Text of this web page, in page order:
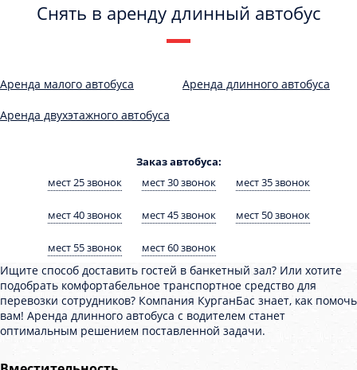
Снять в аренду длинный автобус
Аренда малого автобуса Аренда длинного автобуса
Аренда двухэтажного автобуса
Заказ автобуса:
мест 25 звонок
мест 30 звонок мест 35 звонок
мест 40 звонок мест 45 звонок мест 50 звонок
мест 55 звонок мест 60 звонок
Ищите способ доставить гостей в банкетный зал? Или хотите
подобрать комфортабельное транспортное средство для
перевозки сотрудников? Компания КурганБас знает, как помочь
вам! Аренда длинного автобуса с водителем станет
оптимальным решением поставленной задачи.
обработку моих Персональных данных